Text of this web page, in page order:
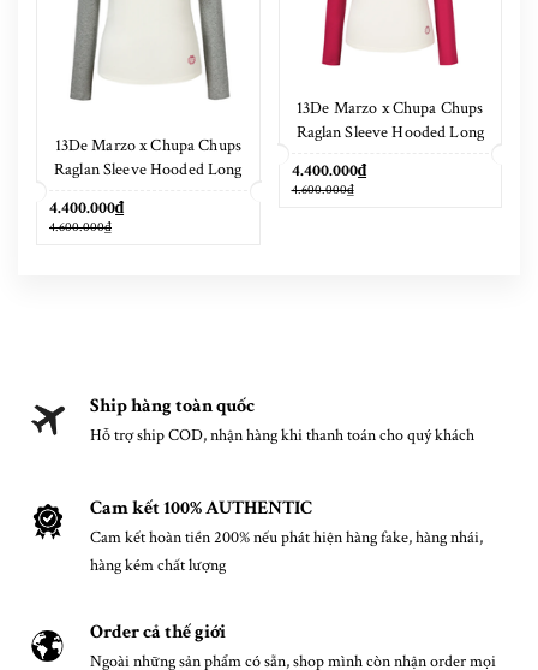
13De Marzo x Chupa Chups
Raglan Sleeve Hooded Long
4.400.000₫
4.600.000₫
13De Marzo x Chupa Chups
Raglan Sleeve Hooded Long
4.400.000₫
4.600.000₫
Ship hàng toàn quốc
Hỗ trợ ship COD, nhận hàng khi thanh toán cho quý khách
Cam kết 100% AUTHENTIC
Cam kết hoàn tiền 200% nếu phát hiện hàng fake, hàng nhái,
hàng kém chất lượng
Order cả thế giới
Ngoài những sản phẩm có sẵn, shop mình còn nhận order mọi